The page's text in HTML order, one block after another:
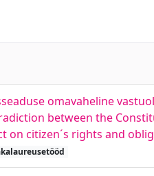
omavaheline
between the
on citizen´s rights and